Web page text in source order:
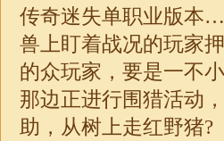
传奇迷失单职业版本
兽上盯着战况的玩家
的众玩家，要是一不
那边正进行围猎活动，
助，从树上走红野猪?